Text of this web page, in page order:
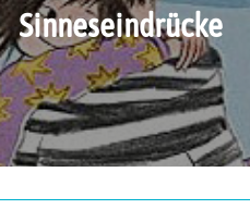
Sinneseindrücke